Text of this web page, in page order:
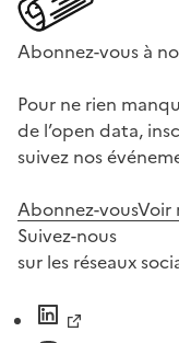
Abonnez-vous à
Pour ne rien
de l’open data,
suivez nos
Abonnez-vousVoir
Suivez-nous
sur les réseaux